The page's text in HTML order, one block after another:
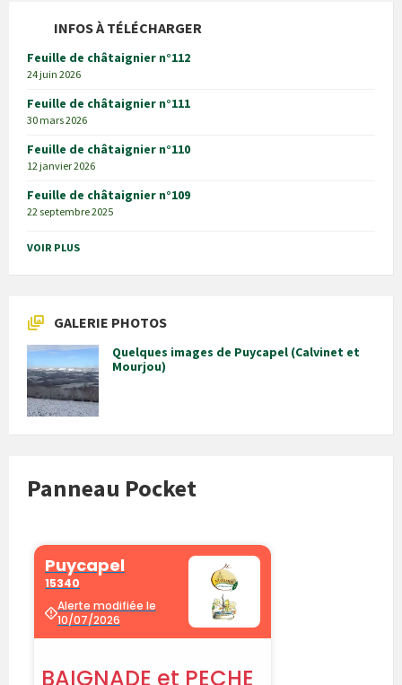
INFOS À TÉLÉCHARGER
Feuille de châtaignier n°112
24 juin 2026
Feuille de châtaignier n°111
30 mars 2026
Feuille de châtaignier n°110
12 janvier 2026
Feuille de châtaignier n°109
22 septembre 2025
VOIR PLUS
GALERIE PHOTOS
Quelques images de Puycapel (Calvinet et
Mourjou)
Panneau Pocket